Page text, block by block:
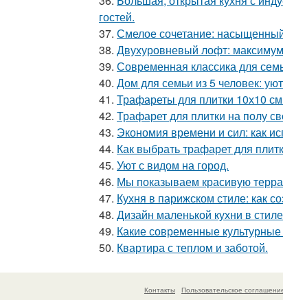
гостей.
37. Смелое сочетание:
38. Двухуровневый лофт:
39. Современная классика для
40. Дом для семьи из 5 человек:
41. Трафареты для плитки 10х10
42. Трафарет для плитки на полу
43. Экономия времени и сил: как
44. Как выбрать трафарет для
45. Уют с видом на город.
46. Мы показываем красивую
47. Кухня в парижском стиле: как
48. Дизайн маленькой кухни в
49. Какие современные
50. Квартира с теплом и заботой.
Контакты Пользовательское